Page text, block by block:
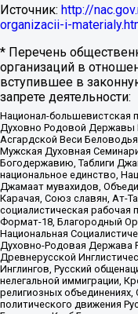
Источник: http://
organizacii-i-
* Перечень
организаций в
вступившее в
запрете деятельности:
Национал-большевистская
Духовно Родовой Державы
Асгардской Веси
Мужская Духовная
Богодержавию, Таблиги
национальное единство,
Джамаат мувахидов,
Карачая, Союз славян, Ат-
социалистическая рабочая
Формат-18, Благородный
Национальная
Духовно-Родовая Держава
Древнерусской
Инглингов, Русский
нелегальной иммиграции,
религиозных
политического движения